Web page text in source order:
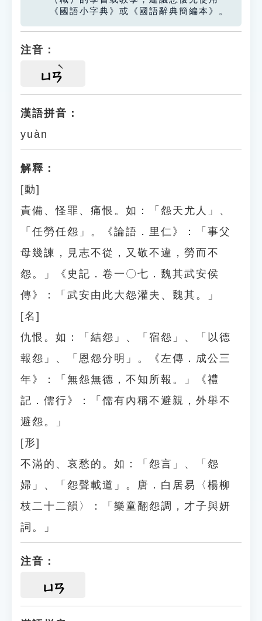
《國語小字典》或《國語辭典簡編本》。
注音：
ㄩㄢ
漢語拼音：
yuàn
解釋：
[動]
責備、怪罪、痛恨。如：「怨天尤人」、
「任勞任怨」。《論語．里仁》：「事父
母幾諫，見志不從，又敬不違，勞而不
怨。」《史記．卷一〇七．魏其武安侯
傳》：「武安由此大怨灌夫、魏其。」
[名]
仇恨。如：「結怨」、「宿怨」、「以德
報怨」、「恩怨分明」。《左傳．成公三
年》：「無怨無德，不知所報。」《禮
記．儒行》：「儒有內稱不避親，外舉不
避怨。」
[形]
不滿的、哀愁的。如：「怨言」、「怨
婦」、「怨聲載道」。唐．白居易〈楊柳
枝二十二韻〉：「樂童翻怨調，才子與妍
詞。」
注音：
ㄩㄢ